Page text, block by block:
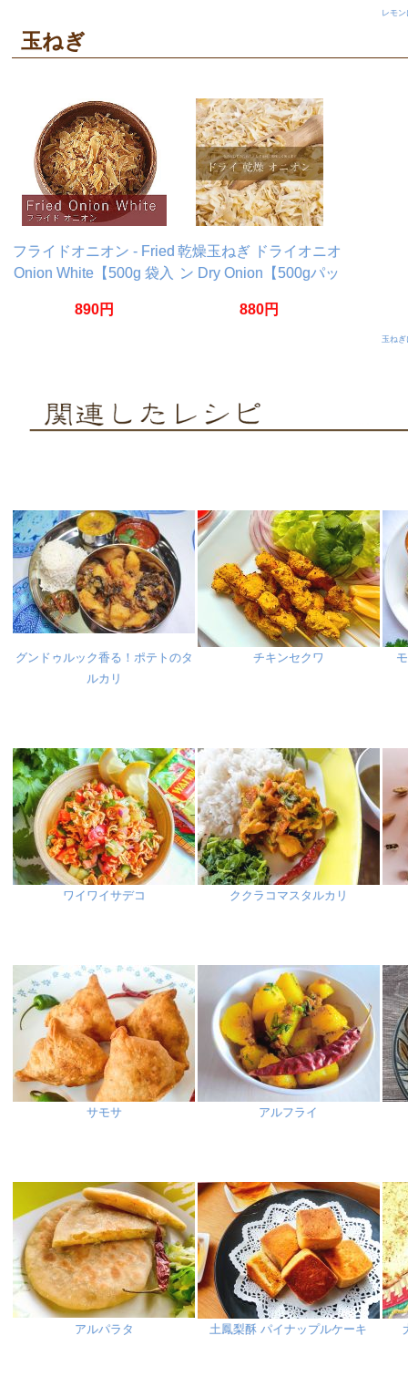
レモ
玉ねぎ
フライドオニオン - Fried
Onion White【500g 袋入
890円
乾燥玉ねぎ ドライオニオ
ン Dry Onion【500gパッ
880円
玉ね
グンドゥルック香る！ポテトのタ
ルカリ
チキンセクワ
ワイワイサデコ ククラコマスタルカリ
サモサ アルフライ
アルパラタ 土鳳梨酥 パイナップルケーキ